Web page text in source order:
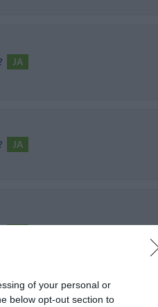
of your personal or
below opt-out section to
JA
JA